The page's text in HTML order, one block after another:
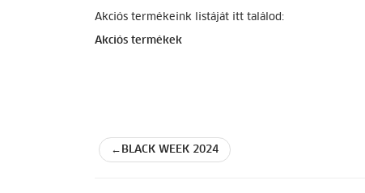
Akciós termékeink listáját itt találod:
Akciós termékek
Bejegyzés
BLACK WEEK 2024